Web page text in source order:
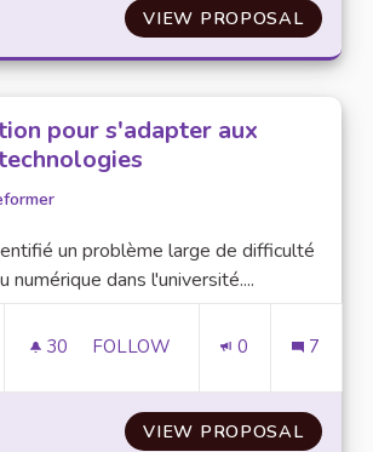
VIEW PROPOSAL
pour s'adapter aux
un problème large de difficulté
numérique dans l'université....
30 30 FOLLOWERS
FOLLOW 0 7
VIEW PROPOSALUNE